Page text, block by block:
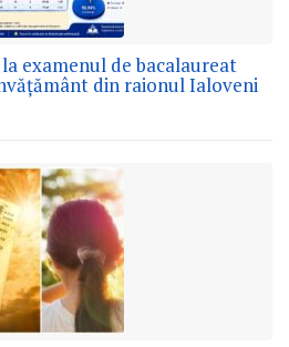
examenul de bacalaureat
din raionul Ialoveni